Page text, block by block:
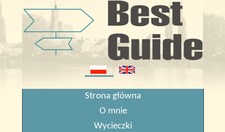
Strona główna
O mnie
Wycieczki